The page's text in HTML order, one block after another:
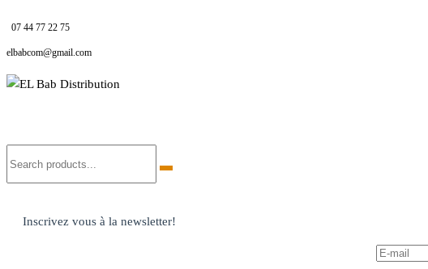
07 44 77 22 75
elbabcom@gmail.com
Inscrivez vous à la newsletter!